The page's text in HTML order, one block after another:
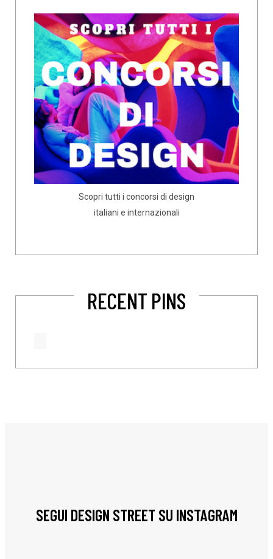
Scopri tutti i concorsi di design
italiani e internazionali
RECENT PINS
SEGUI DESIGN STREET SU INSTAGRAM